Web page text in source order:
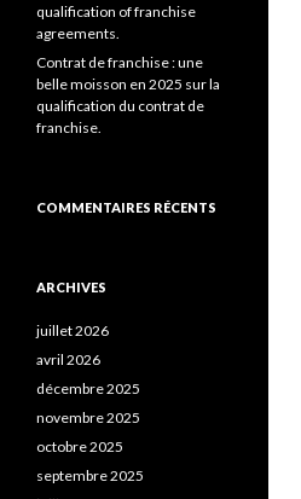
qualification of franchise
agreements.
Contrat de franchise : une
belle moisson en 2025 sur la
qualification du contrat de
franchise.
COMMENTAIRES RÉCENTS
ARCHIVES
juillet 2026
avril 2026
décembre 2025
novembre 2025
octobre 2025
septembre 2025